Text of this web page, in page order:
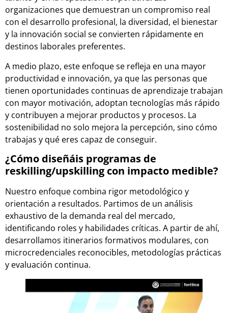
organizaciones que demuestran un compromiso real
con el desarrollo profesional, la diversidad, el bienestar
y la innovación social se convierten rápidamente en
destinos laborales preferentes.
A medio plazo, este enfoque se refleja en una mayor
productividad e innovación, ya que las personas que
tienen oportunidades continuas de aprendizaje trabajan
con mayor motivación, adoptan tecnologías más rápido
y contribuyen a mejorar productos y procesos. La
sostenibilidad no solo mejora la percepción, sino cómo
trabajas y qué eres capaz de conseguir.
¿Cómo diseñáis programas de
reskilling/upskilling con impacto medible?
Nuestro enfoque combina rigor metodológico y
orientación a resultados. Partimos de un análisis
exhaustivo de la demanda real del mercado,
identificando roles y habilidades críticas. A partir de ahí,
desarrollamos itinerarios formativos modulares, con
microcredenciales reconocibles, metodologías prácticas
y evaluación continua.